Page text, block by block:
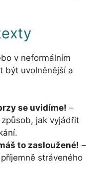
v neformálním
být uvolněnější a
se uvidíme! –
jak vyjádřit
to zasloužené! –
stráveného